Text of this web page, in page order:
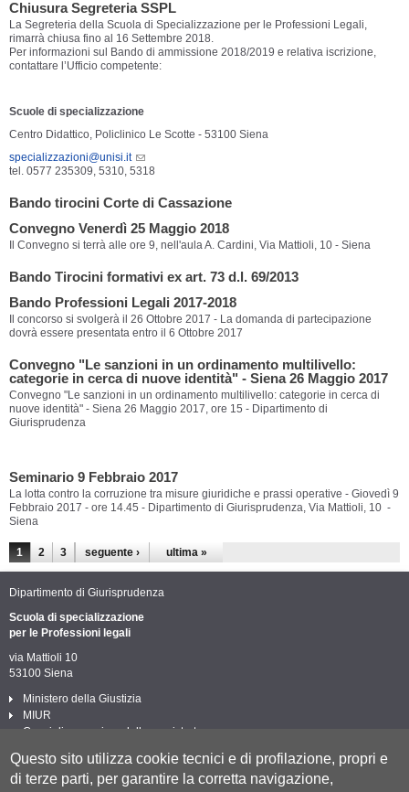
Chiusura Segreteria SSPL
La Segreteria della Scuola di Specializzazione per le Professioni Legali,
rimarrà chiusa fino al 16 Settembre 2018.
Per informazioni sul Bando di ammissione 2018/2019 e relativa iscrizione,
contattare l’Ufficio competente:
Scuole di specializzazione
Centro Didattico, Policlinico Le Scotte - 53100 Siena
specializzazioni@unisi.it
tel. 0577 235309, 5310, 5318
Bando tirocini Corte di Cassazione
Convegno Venerdì 25 Maggio 2018
Il Convegno si terrà alle ore 9, nell'aula A. Cardini, Via Mattioli, 10 - Siena
Bando Tirocini formativi ex art. 73 d.l. 69/2013
Bando Professioni Legali 2017-2018
Il concorso si svolgerà il 26 Ottobre 2017 - La domanda di partecipazione
dovrà essere presentata entro il 6 Ottobre 2017
Convegno "Le sanzioni in un ordinamento multilivello:
categorie in cerca di nuove identità" - Siena 26 Maggio 2017
Convegno "Le sanzioni in un ordinamento multilivello: categorie in cerca di
nuove identità" - Siena 26 Maggio 2017, ore 15 - Dipartimento di
Giurisprudenza
Seminario 9 Febbraio 2017
La lotta contro la corruzione tra misure giuridiche e prassi operative - Giovedì 9
Febbraio 2017 - ore 14.45 - Dipartimento di Giurisprudenza, Via Mattioli, 10 -
Siena
Pagine
1 2 3 seguente › ultima »
Dipartimento di Giurisprudenza
Scuola di specializzazione
per le Professioni legali
via Mattioli 10
53100 Siena
Ministero della Giustizia
MIUR
Consiglio superiore della magistratura
Post laurea Università di Siena
Privacy e Cookie policy
Questo sito utilizza cookie tecnici e di profilazione, propri e
di terze parti, per garantire la corretta navigazione,